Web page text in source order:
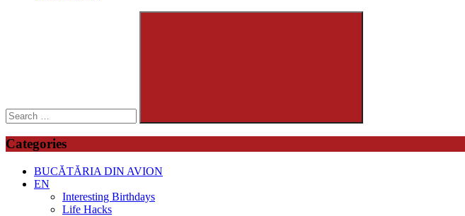
Search
Categories
BUCĂTĂRIA DIN AVION
EN
Interesting Birthdays
Life Hacks